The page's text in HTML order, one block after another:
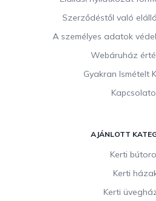
Szerződéstől való
A személyes adatok
Webáruház
Gyakran Ismételt
AJÁNLOTT
Kerti
Kerti
Kerti